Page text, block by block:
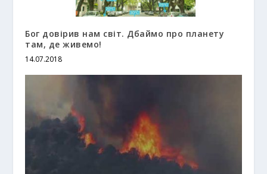
Бог довірив нам світ. Дбаймо про планету
там, де живемо!
14.07.2018